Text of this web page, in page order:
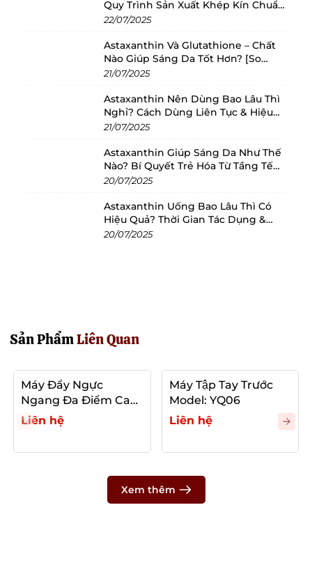
Quy Trình Sản Xuất Khép Kín Chuẩn
Châu Âu
22/07/2025
Astaxanthin Và Glutathione – Chất
Nào Giúp Sáng Da Tốt Hơn? [So
Sánh 2025]
21/07/2025
Astaxanthin Nên Dùng Bao Lâu Thì
Nghỉ? Cách Dùng Liên Tục & Hiệu
Quả Nhất
21/07/2025
Astaxanthin Giúp Sáng Da Như Thế
Nào? Bí Quyết Trẻ Hóa Từ Tầng Tế
Bào
20/07/2025
Astaxanthin Uống Bao Lâu Thì Có
Hiệu Quả? Thời Gian Tác Dụng &
Cách Dùng Tối Ưu
20/07/2025
Sản PhẩmLiên Quan
Máy Đẩy Ngực
Ngang Đa Điểm Cao
Cấp Model: YQ01
Liên hệ
Máy Tập Tay Trước
Model: YQ06
Liên hệ
Xem thêm